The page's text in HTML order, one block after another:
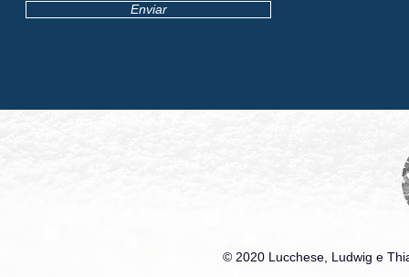
Enviar
© 2020 Lucchese, Ludwig e